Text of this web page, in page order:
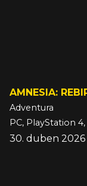
AMNESIA:
Adventura
PC, PlayStation
30. duben